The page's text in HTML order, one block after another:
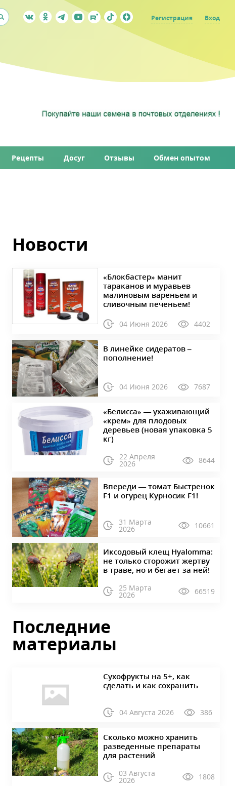
Регистрация Вход
Рецепты Досуг Отзывы Обмен опытом
Новости
«Блокбастер» манит
тараканов и муравьев
малиновым вареньем и
сливочным печеньем!
04 Июня 2026 4402
В линейке сидератов –
пополнение!
04 Июня 2026 7687
«Белисса» — ухаживающий
«крем» для плодовых
деревьев (новая упаковка 5
кг)
22 Апреля
2026 8644
Впереди — томат Быстренок
F1 и огурец Курносик F1!
31 Марта
2026 10661
Иксодовый клещ Hyalomma:
не только сторожит жертву
в траве, но и бегает за ней!
25 Марта
2026 66519
Последние
материалы
Сухофрукты на 5+, как
сделать и как сохранить
04 Августа 2026 386
Сколько можно хранить
разведенные препараты
для растений
03 Августа
2026 1808